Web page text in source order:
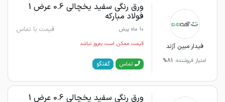
فیدار مبین آژند
امتیاز فروشنده: 81%
ورق رنگی سفید یخچالی 0.6 عرض 1
فولاد مبارکه
10 ماه پیش قیمت با تماس
قیمت ممکن است به‌روز نباشد
تماس گفتگو
ورق رنگی سفید یخچالی 0.6 عرض 1